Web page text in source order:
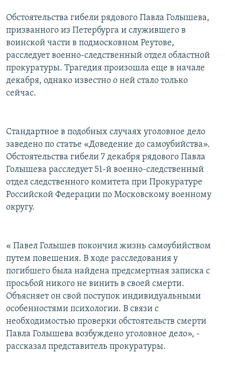
Обстоятельства гибели рядового Павла Голышева,
призванного из Петербурга и служившего в
воинской части в подмосковном Реутове,
расследует военно-следственный отдел областной
прокуратуры. Трагедия произошла еще в начале
декабря, однако известно о ней стало только
сейчас.
Стандартное в подобных случаях уголовное дело
заведено по статье «Доведение до самоубийства».
Обстоятельства гибели 7 декабря рядового Павла
Голышева расследует 51-й военно-следственный
отдел следственного комитета при Прокуратуре
Российской Федерации по Московскому военному
округу.
« Павел Голышев покончил жизнь самоубийством
путем повешения. В ходе расследования у
погибшего была найдена предсмертная записка с
просьбой никого не винить в своей смерти.
Объясняет он свой поступок индивидуальными
особенностями психологии. В связи с
необходимостью проверки обстоятельств смерти
Павла Голышева возбуждено уголовное дело», -
рассказал представитель прокуратуры.